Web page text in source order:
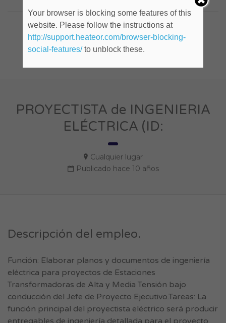
Company Social
PROYECTISTA de INGENIERIA
ELÉCTRICA (ID:
Cualquier lugar
Publicado hace 10 años
Descripción del empleo.
Función: Elaborar planos y documentos de ingeniería
eléctrica para proyectos de Estaciones
Transformadoras de Alta y Media Tensión bajo
conducción del Jefe de Proyecto Ejecutivo.Tareas: La
función principal del proyectista eléctrico será producir
entregables de ingeniería detallada para el proyecto
Your browser is blocking some features of this
website. Please follow the instructions at
http://support.heateor.com/browser-blocking-
social-features/to unblock these.